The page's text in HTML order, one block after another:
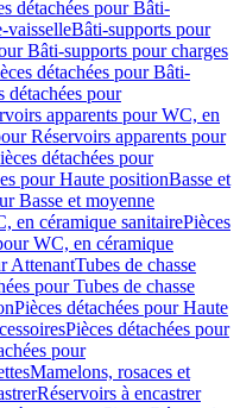
détachées pour Bâti-
vaisselleBâti-supports pour
Bâti-supports pour charges
détachées pour Bâti-
détachées pour
apparents pour WC, en
Réservoirs apparents pour
détachées pour
pour Haute positionBasse et
Basse et moyenne
en céramique sanitairePièces
WC, en céramique
AttenantTubes de chasse
pour Tubes de chasse
Pièces détachées pour Haute
Pièces détachées pour
pour
Mamelons, rosaces et
Réservoirs à encastrer